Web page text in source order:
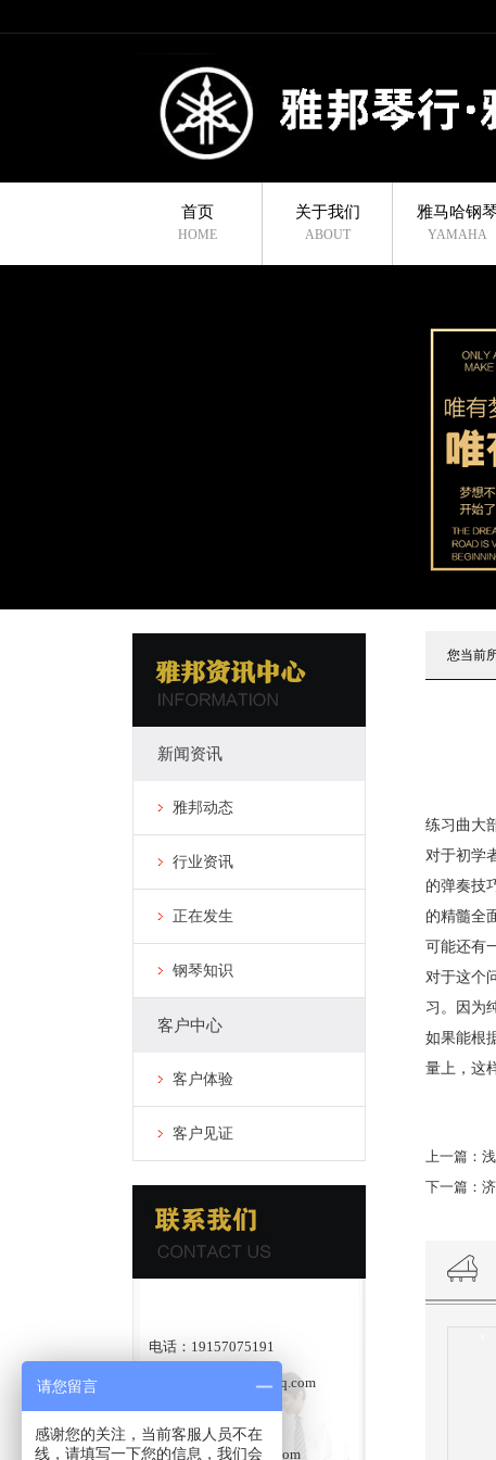
首页
HOME
关于我们
ABOUT
雅马哈钢琴
YAMAHA
新闻资讯
雅邦动态
行业资讯
正在发生
钢琴知识
客户中心
客户体验
客户见证
电话：19157075191
邮箱：565615275@qq.com
www.jiningqinghang.com
您当前
练习曲大
对于初学
的弹奏技
的精髓全
可能还有
对于这个
习。因为
如果能根
量上，这
上一篇：
下一篇：
请您留言
感谢您的关注，当前客服人员不在
线，请填写一下您的信息，我们会